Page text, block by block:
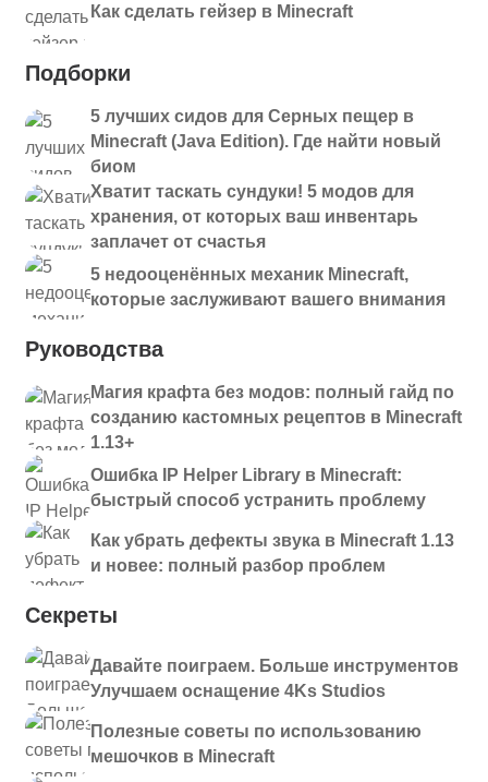
Как сделать гейзер в Minecraft
Подборки
5 лучших сидов для Серных пещер в
Minecraft (Java Edition). Где найти новый
биом
Хватит таскать сундуки! 5 модов для
хранения, от которых ваш инвентарь
заплачет от счастья
5 недооценённых механик Minecraft,
которые заслуживают вашего внимания
Руководства
Магия крафта без модов: полный гайд по
созданию кастомных рецептов в Minecraft
1.13+
Ошибка IP Helper Library в Minecraft:
быстрый способ устранить проблему
Как убрать дефекты звука в Minecraft 1.13
и новее: полный разбор проблем
Секреты
Давайте поиграем. Больше инструментов
Улучшаем оснащение 4Ks Studios
Полезные советы по использованию
мешочков в Minecraft